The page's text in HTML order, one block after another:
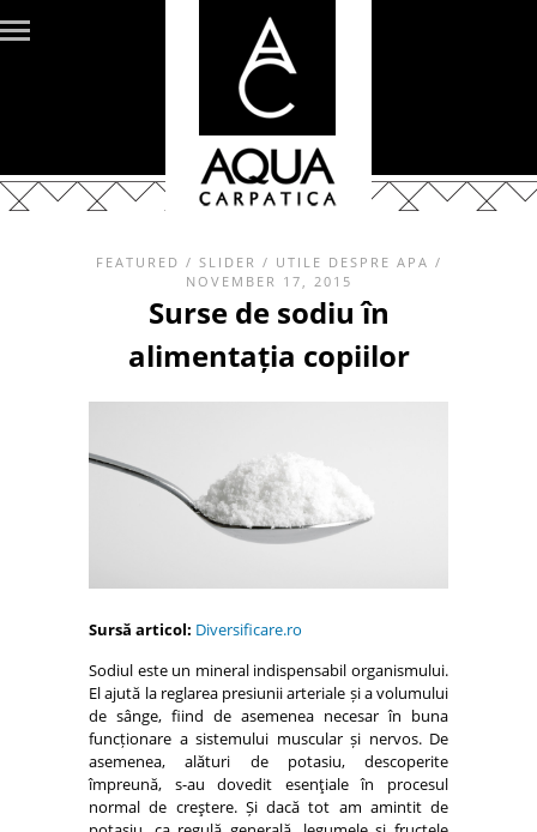
FEATURED / SLIDER / UTILE DESPRE APA /
NOVEMBER 17, 2015
Surse de sodiu în
alimentația copiilor
Sursă articol: Diversificare.ro
Sodiul este un mineral indispensabil organismului.
El ajută la reglarea presiunii arteriale și a volumului
de sânge, fiind de asemenea necesar în buna
funcționare a sistemului muscular și nervos. De
asemenea, alături de potasiu, descoperite
împreună, s-au dovedit esenţiale în procesul
normal de creştere. Și dacă tot am amintit de